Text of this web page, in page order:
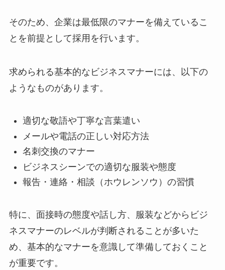
そのため、企業は最低限のマナーを備えているこ
とを前提として採用を行います。
求められる基本的なビジネスマナーには、以下の
ようなものがあります。
適切な敬語や丁寧な言葉遣い
メールや電話の正しい対応方法
名刺交換のマナー
ビジネスシーンでの適切な服装や態度
報告・連絡・相談（ホウレンソウ）の習慣
特に、面接時の態度や話し方、服装などからビジ
ネスマナーのレベルが判断されることが多いた
め、基本的なマナーを意識して準備しておくこと
が重要です。